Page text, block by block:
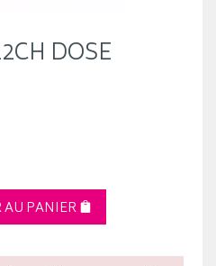
DOSE
AU PANIER